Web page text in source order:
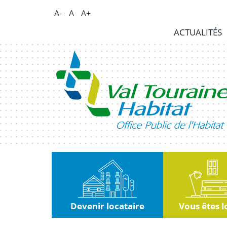
RSE
Innovation
Kiosque
Nous
rejoindre
A- A A+
ACTUALITÉS
Devenir locataire Vous êtes